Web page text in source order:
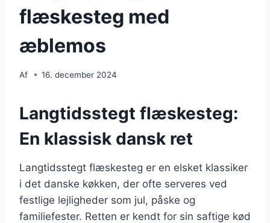
flæskesteg med
æblemos
Af 16. december 2024
Langtidsstegt flæskesteg:
En klassisk dansk ret
Langtidsstegt flæskesteg er en elsket klassiker
i det danske køkken, der ofte serveres ved
festlige lejligheder som jul, påske og
familiefester. Retten er kendt for sin saftige kød